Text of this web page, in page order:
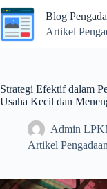
Skip
to
content
Blog
Artikel
Strategi Efektif dalam
Usaha Kecil dan
Admin
Artikel Pengadaan